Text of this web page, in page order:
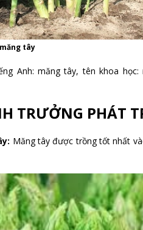
tây
Anh: măng tây, tên khoa
TRƯỞNG PHÁT
Măng tây được trồng tốt nhất